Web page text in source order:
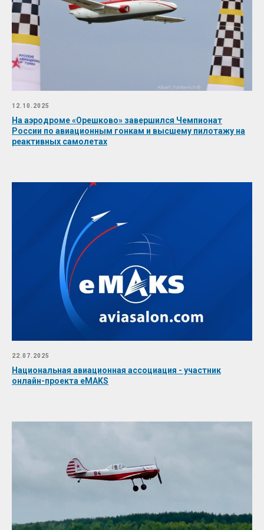
12.10.2025
На аэродроме «Орешково» завершился Чемпионат
России по авиационным гонкам и высшему пилотажу на
реактивных самолетах
22.07.2025
Национальная авиационная ассоциация - участник
онлайн-проекта eMAKS